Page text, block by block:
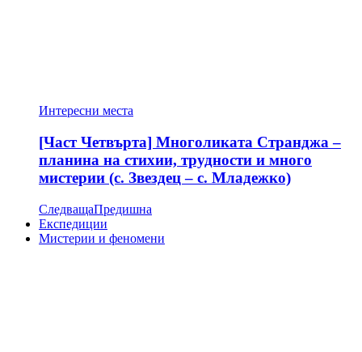
Интересни места
[Част Четвърта] Многоликата Странджа –
планина на стихии, трудности и много
мистерии (с. Звездец – с. Младежко)
СледващаПредишна
Експедиции
Мистерии и феномени